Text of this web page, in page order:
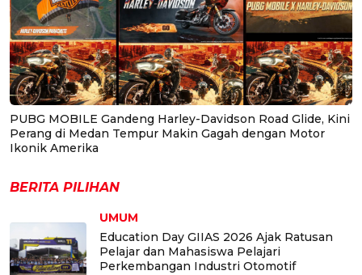
PUBG MOBILE Gandeng Harley-Davidson Road Glide, Kini
Perang di Medan Tempur Makin Gagah dengan Motor
Ikonik Amerika
BERITA PILIHAN
UMUM
Education Day GIIAS 2026 Ajak Ratusan
Pelajar dan Mahasiswa Pelajari
Perkembangan Industri Otomotif